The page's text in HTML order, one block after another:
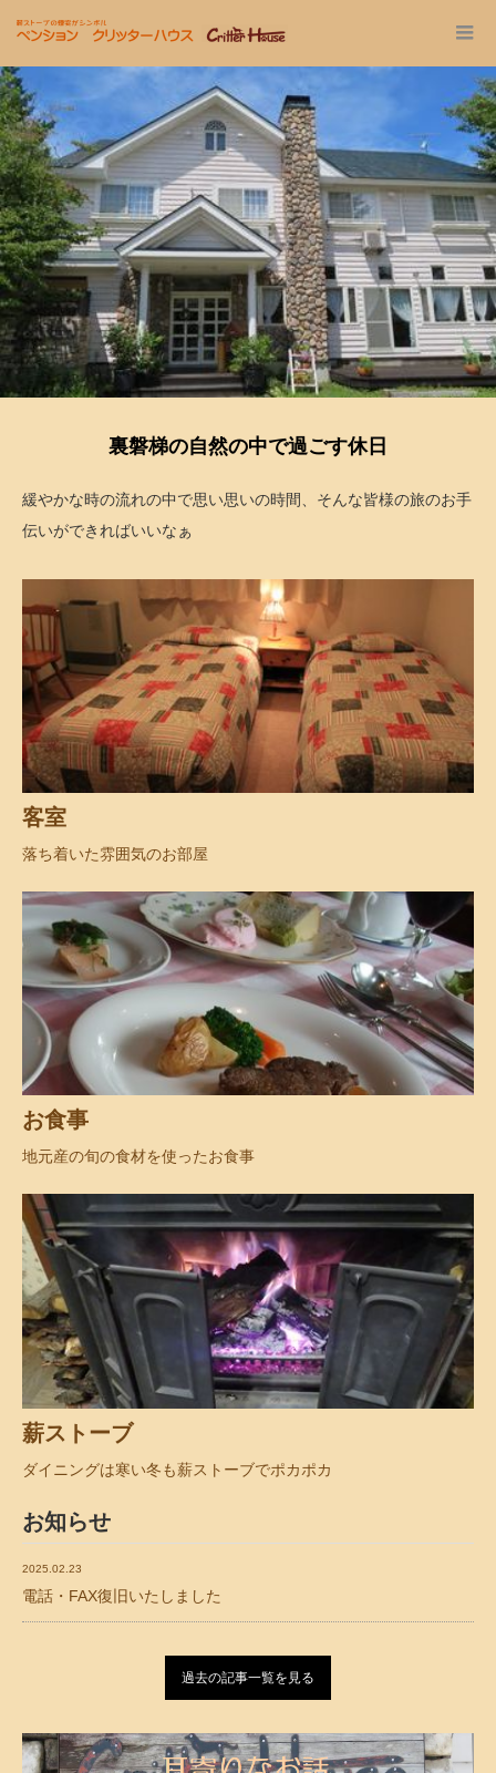
裏磐梯の自然の中で過ごす休日
緩やかな時の流れの中で思い思いの時間、そんな皆様の旅のお手
伝いができればいいなぁ
客室
落ち着いた雰囲気のお部屋
お食事
地元産の旬の食材を使ったお食事
薪ストーブ
ダイニングは寒い冬も薪ストーブでポカポカ
お知らせ
2025.02.23
電話・FAX復旧いたしました
過去の記事一覧を見る